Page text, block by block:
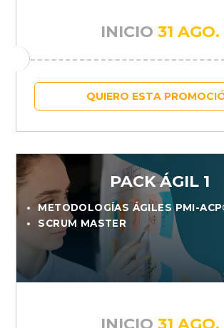
INICIO 31 AGO.
QUIERO ESTA
PACK ÁGIL 1
METODOLOGÍAS ÁGILES PMI-
SCRUM MASTER